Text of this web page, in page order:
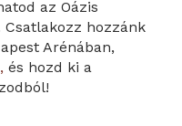
az Oázis
hozzánk
Arénában,
és hozd ki a